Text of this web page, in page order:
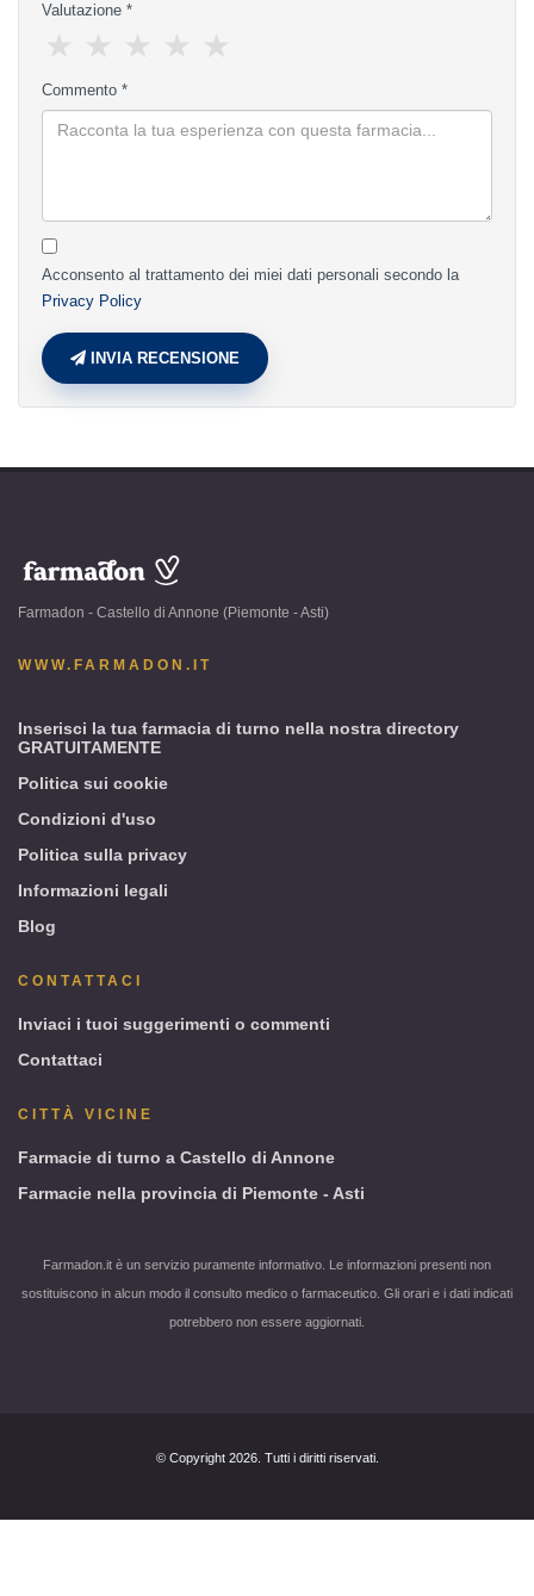
Valutazione *
★ ★ ★ ★ ★
Commento *
Acconsento al trattamento dei miei dati personali secondo la
Privacy Policy
INVIA RECENSIONE
www.farmadon.it
Castello
Annone
-
Asti)
Farmadon - Castello di Annone (Piemonte - Asti)
WWW.FARMADON.IT
Inserisci la tua farmacia di turno nella nostra directory
GRATUITAMENTE
Politica sui cookie
Condizioni d'uso
Politica sulla privacy
Informazioni legali
Blog
CONTATTACI
Inviaci i tuoi suggerimenti o commenti
Contattaci
CITTÀ VICINE
Farmacie di turno a Castello di Annone
Farmacie nella provincia di Piemonte - Asti
Farmadon.it è un servizio puramente informativo. Le informazioni presenti non
sostituiscono in alcun modo il consulto medico o farmaceutico. Gli orari e i dati indicati
potrebbero non essere aggiornati.
© Copyright 2026. Tutti i diritti riservati.